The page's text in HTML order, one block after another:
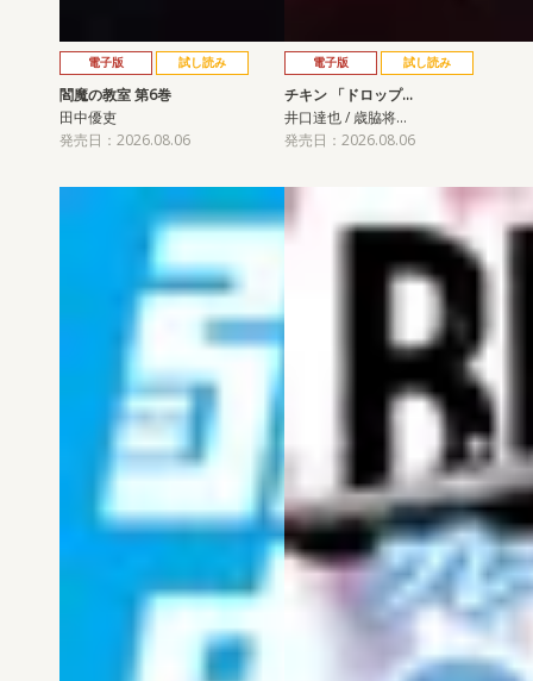
電子版 試し読み
閻魔の教室 第6巻
田中優吏
発売日：2026.08.06
電子版 試し読み
チキン 「ドロップ…
井口達也 / 歳脇将…
発売日：2026.08.06